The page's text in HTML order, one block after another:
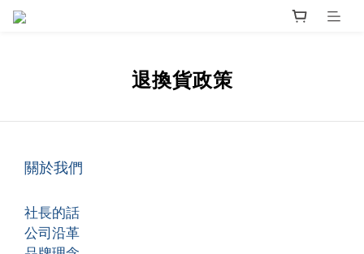
退換貨政策
關於我們
社長的話
公司沿革